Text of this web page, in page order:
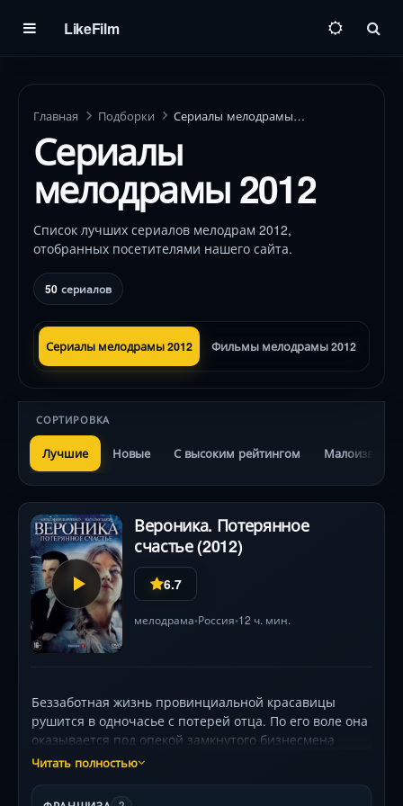
LikeFilm
Главная Подборки Сериалы мелодрамы 2012
Сериалы
мелодрамы 2012
Список лучших сериалов мелодрам 2012,
отобранных посетителями нашего сайта.
50 сериалов
Сериалы мелодрамы 2012 Фильмы мелодрамы 2012
СОРТИРОВКА
Лучшие Новые С высоким рейтингом
Вероника. Потерянное
счастье (2012)
6.7
мелодрама•Россия• 12 ч. мин.
Беззаботная жизнь провинциальной красавицы
рушится в одночасье с потерей отца. По его воле она
оказывается под опекой замкнутого бизнесмена
Андрея Кострова (Александр Дьяченко), чей
роскошь московской жизни обманчива: давний враг
Читать полностью